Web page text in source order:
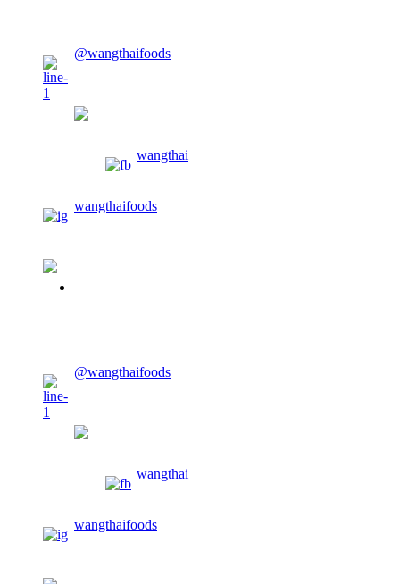
@wangthaifoods
wangthai
wangthaifoods
@wangthaifoods
wangthai
wangthaifoods